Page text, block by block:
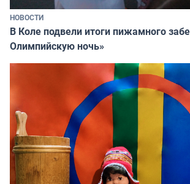
НОВОСТИ
В Коле подвели итоги пижамного
Олимпийскую ночь»